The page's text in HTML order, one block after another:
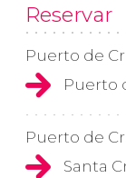
Reservar
Puerto de
Puerto
Puerto de
Santa